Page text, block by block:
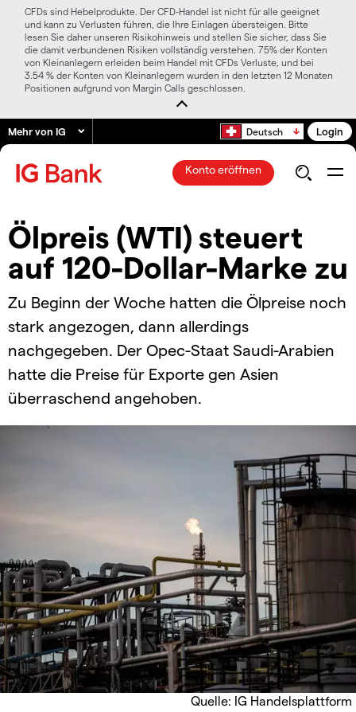
CFDs sind Hebelprodukte. Der CFD-Handel ist nicht für alle geeignet
und kann zu Verlusten führen, die Ihre Einlagen übersteigen. Bitte
lesen Sie daher unseren Risikohinweis und stellen Sie sicher, dass Sie
die damit verbundenen Risiken vollständig verstehen. 75% der Konten
von Kleinanlegern erleiden beim Handel mit CFDs Verluste, und bei
3.54 % der Konten von Kleinanlegern wurden in den letzten 12 Monaten
Positionen aufgrund von Margin Calls geschlossen.
Mehr von IG Deutsch Login
Konto eröffnen
Ölpreis (WTI) steuert
auf 120-Dollar-Marke zu
Zu Beginn der Woche hatten die Ölpreise noch
stark angezogen, dann allerdings
nachgegeben. Der Opec-Staat Saudi-Arabien
hatte die Preise für Exporte gen Asien
überraschend angehoben.
Quelle: IG Handelsplattform